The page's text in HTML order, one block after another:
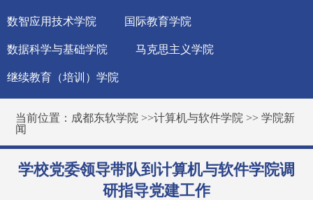
数智应用技术学院 国际教育学院
数据科学与基础学院 马克思主义学院
继续教育（培训）学院
当前位置： 成都东软学院 >>计算机与软件学院 >>学院新
闻
学校党委领导带队到计算机与软件学院调
研指导党建工作